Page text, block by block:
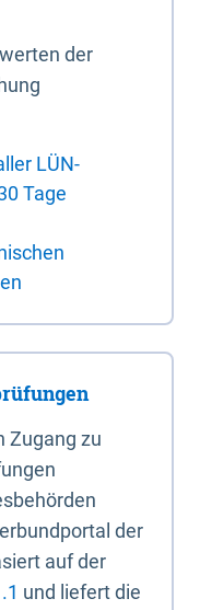
der
LÜN-
Tage
Zugang zu
der
auf der
und liefert die